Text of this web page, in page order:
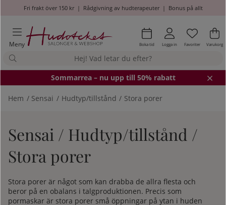
Fri frakt över 150 kr| Rådgivning av hudterapeuter| Bonus på allt
Meny Boka tid Logga in Antal i
.
Favoriter .
Varukorg
Sommarrea – nu upp till 50% rabatt
Hem Sensai Hudtyp/tillstånd Stora porer
Sensai / Hudtyp/tillstånd /
Stora porer
Stora porer är något som kan drabba de allra flesta och
beror på en obalans i talgproduktionen. Precis som
pormaskar är stora porer små öppningar på ytan i huden